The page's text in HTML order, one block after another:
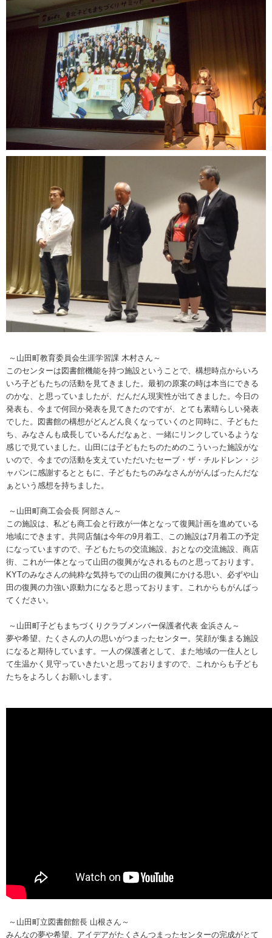
～山田町教育委員会生涯学習課 木村さん～
このセンターは図書館機能を持つ施設ということで、構想時点からいろ
いろ子どもたちの活動を見てきました。最初の原案の時は本当にできる
のかな、と思っていましたが、だんだん現実性が出てきました。今日の
発表も、今まで何回か発表を見てきたのですが、とても素晴らしい発表
でした。図書館の構想がどんどん良くなっていくのと同時に、子どもた
ち、みなさんも成長しているんだなぁと、一緒にリンクしているような
感じで見ていました。山田には子どもたちのためのこういった施設がな
いので、今までの活動を支えていただいたセーブ・ザ・チルドレン・ジ
ャパンに感謝するとともに、子どもたちのみなさんががんばったんだな
ぁという感想を持ちました。
～山田町商工会会長 阿部さん～
この施設は、私ども商工会と行政が一体となって復興計画を進めている
地域にできます。共同店舗は今年の9 月着工、この施設は7 月着工の予定
になっていますので、子どもたちの交流施設、おとなの交流施設、商店
街、これが一体となって山田の復興がなされるものと思っております。
KYTのみなさんの純粋な気持ちでの山田の復興にかける思い、必ずや山
田の復興の力強い原動力になると思っております。これからもがんばっ
てください。
～山田町子どもまちづくりクラブメンバー保護者代表 金浜さん～
夢や希望、たくさんの人の思いがつまったセンター。笑顔が集まる施設
になると期待しています。一人の保護者として、また地域の一住人とし
て生温かく見守っていきたいと思っておりますので、これからも子ども
たちをよろしくお願いします。
～山田町立図書館館長 山根さん～
みんなの夢や希望、アイデアがたくさんつまったセンターの完成がとて